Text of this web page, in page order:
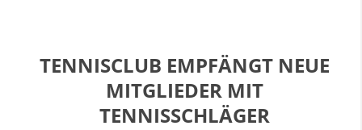
TENNISCLUB EMPFÄNGT NEUE
MITGLIEDER MIT
TENNISSCHLÄGER